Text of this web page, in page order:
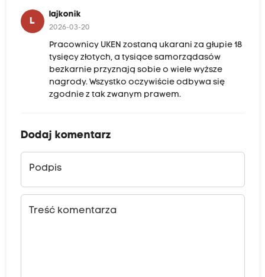
L
lajkonik
2026-03-20
Pracownicy UKEN zostaną ukarani za głupie 18
tysięcy złotych, a tysiące samorządasów
bezkarnie przyznają sobie o wiele wyższe
nagrody. Wszystko oczywiście odbywa się
zgodnie z tak zwanym prawem.
Dodaj komentarz
Podpis
Treść komentarza